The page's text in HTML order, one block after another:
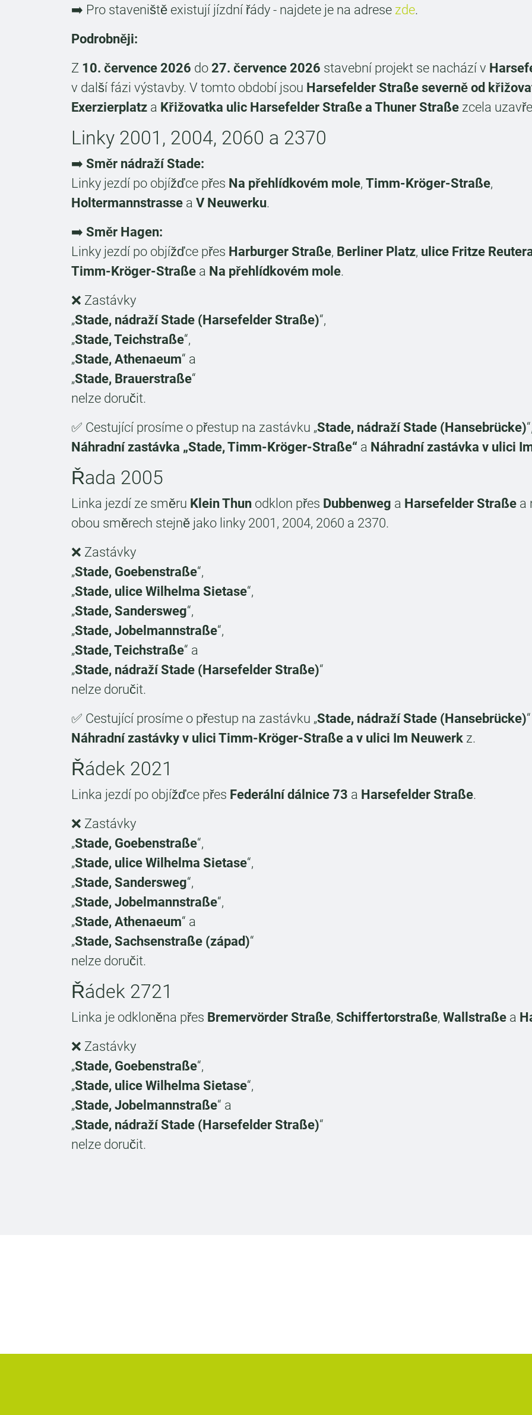
➡️ Pro staveniště existují jízdní řády - najdete je na adrese zde.
Podrobněji:
Z 10. července 2026 do 27. července 2026 stavební projekt se nachází v
v další fázi výstavby. V tomto období jsou Harsefelder Straße severně od
Exerzierplatz a Křižovatka ulic Harsefelder Straße a Thuner Straße zcela
Linky 2001, 2004, 2060 a 2370
➡️ Směr nádraží Stade:
Linky jezdí po objížďce přes Na přehlídkovém mole, Timm-Kröger-Straße,
Holtermannstrasse a V Neuwerku.
➡️ Směr Hagen:
Linky jezdí po objížďce přes Harburger Straße, Berliner Platz, ulice Fritze
Timm-Kröger-Straße a Na přehlídkovém mole.
❌ Zastávky
„Stade, nádraží Stade (Harsefelder Straße)“,
„Stade, Teichstraße“,
„Stade, Athenaeum“ a
„Stade, Brauerstraße“
nelze doručit.
✅ Cestující prosíme o přestup na zastávku „Stade, nádraží Stade (Hansebrücke)
Náhradní zastávka „Stade, Timm-Kröger-Straße“ a Náhradní zastávka v ulici
Řada 2005
Linka jezdí ze směru Klein Thun odklon přes Dubbenweg a Harsefelder Straße a
obou směrech stejně jako linky 2001, 2004, 2060 a 2370.
❌ Zastávky
„Stade, Goebenstraße“,
„Stade, ulice Wilhelma Sietase“,
„Stade, Sandersweg“,
„Stade, Jobelmannstraße“,
„Stade, Teichstraße“ a
„Stade, nádraží Stade (Harsefelder Straße)“
nelze doručit.
✅ Cestující prosíme o přestup na zastávku „Stade, nádraží Stade (Hansebrücke)
Náhradní zastávky v ulici Timm-Kröger-Straße a v ulici Im Neuwerk z.
Řádek 2021
Linka jezdí po objížďce přes Federální dálnice 73 a Harsefelder Straße.
❌ Zastávky
„Stade, Goebenstraße“,
„Stade, ulice Wilhelma Sietase“,
„Stade, Sandersweg“,
„Stade, Jobelmannstraße“,
„Stade, Athenaeum“ a
„Stade, Sachsenstraße (západ)“
nelze doručit.
Řádek 2721
Linka je odkloněna přes Bremervörder Straße, Schiffertorstraße, Wallstraße a
❌ Zastávky
„Stade, Goebenstraße“,
„Stade, ulice Wilhelma Sietase“,
„Stade, Jobelmannstraße“ a
„Stade, nádraží Stade (Harsefelder Straße)“
nelze doručit.